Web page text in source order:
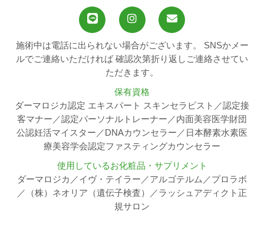
施術中は電話に出られない場合がございます。
SNSかメー
ルでご連絡いただければ 確認次第折り返しご連絡させてい
ただきます。
保有資格
ダーマロジカ認定 エキスパート スキンセラピスト／認定接
客マナー／認定パーソナルトレーナー／内面美容医学財団
公認妊活マイスター／DNAカウンセラー／日本酵素水素医
療美容学会認定ファスティングカウンセラー
使用しているお化粧品・サプリメント
ダーマロジカ／イヴ・テイラー／アルゴテルム／プロラボ
／（株）ネオリア（遺伝子検査）／ラッシュアディクト正
規サロン